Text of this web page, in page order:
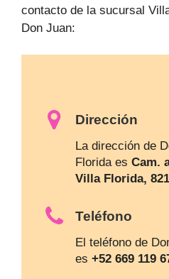
contacto de la sucursal
Don Juan:
Dirección
La dirección de
Florida es Cam.
Villa Florida,
Teléfono
El teléfono de
es +52 669 119